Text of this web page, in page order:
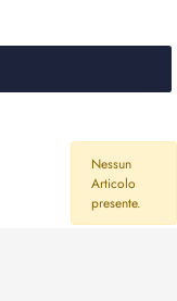
Nessun
Articolo
presente.